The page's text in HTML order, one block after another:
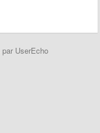
par UserEcho